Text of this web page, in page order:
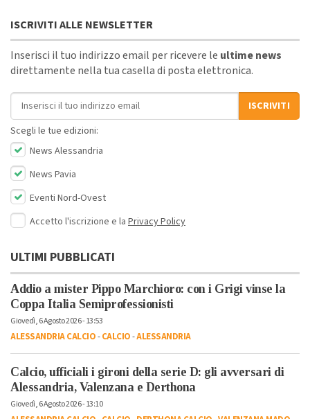
ISCRIVITI ALLE NEWSLETTER
Inserisci il tuo indirizzo email per ricevere le ultime news
direttamente nella tua casella di posta elettronica.
Indirizzo email
ISCRIVITI
Scegli le tue edizioni:
News Alessandria
News Pavia
Eventi Nord-Ovest
Accetto l'iscrizione e la Privacy Policy
ULTIMI PUBBLICATI
Addio a mister Pippo Marchioro: con i Grigi vinse la
Coppa Italia Semiprofessionisti
Giovedì, 6 Agosto 2026 - 13:53
ALESSANDRIA CALCIO-CALCIO-ALESSANDRIA
Calcio, ufficiali i gironi della serie D: gli avversari di
Alessandria, Valenzana e Derthona
Giovedì, 6 Agosto 2026 - 13:10